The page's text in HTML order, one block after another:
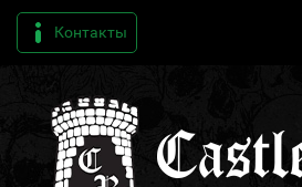
Контакты